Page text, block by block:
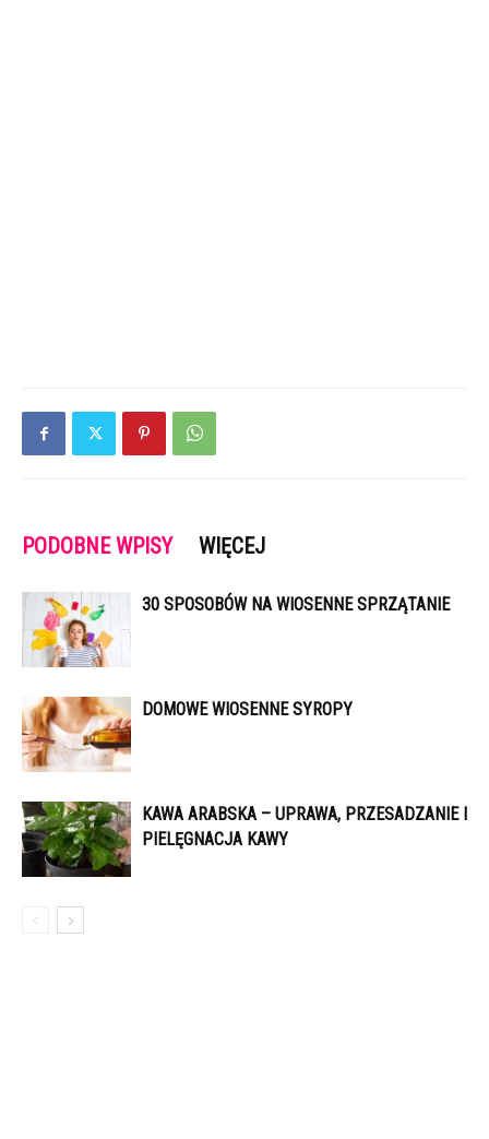
PODOBNE WPISY WIĘCEJ
30 SPOSOBÓW NA WIOSENNE SPRZĄTANIE
DOMOWE WIOSENNE SYROPY
KAWA ARABSKA – UPRAWA, PRZESADZANIE I
PIELĘGNACJA KAWY